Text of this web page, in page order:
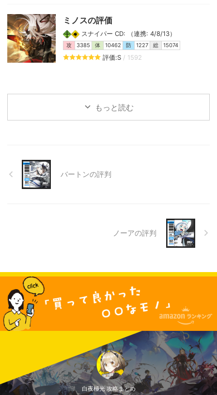
ミノスの評価
スナイパー CD: （連携: 4/8/13）
攻 3385 体 10462 防 1227 総 15074
評価:S / 1592
もっと読む
バートンの評判
ノーアの評判
白夜極光 攻略まとめ